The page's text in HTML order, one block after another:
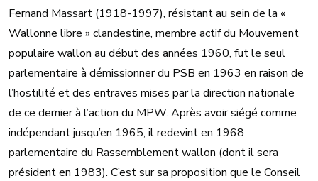
Fernand Massart (1918-1997), résistant au sein de la «
Wallonne libre » clandestine, membre actif du Mouvement
populaire wallon au début des années 1960, fut le seul
parlementaire à démissionner du PSB en 1963 en raison de
l’hostilité et des entraves mises par la direction nationale
de ce dernier à l’action du MPW. Après avoir siégé comme
indépendant jusqu’en 1965, il redevint en 1968
parlementaire du Rassemblement wallon (dont il sera
président en 1983). C’est sur sa proposition que le Conseil